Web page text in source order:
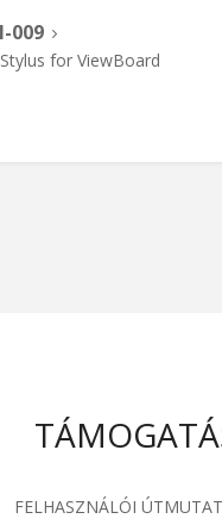
009
for ViewBoard
FELHASZNÁLÓI